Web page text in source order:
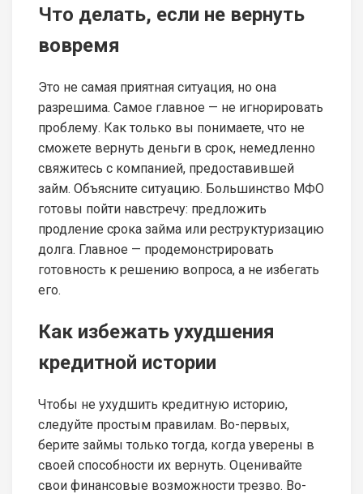
Что делать, если не вернуть
вовремя
Это не самая приятная ситуация, но она
разрешима. Самое главное — не игнорировать
проблему. Как только вы понимаете, что не
сможете вернуть деньги в срок, немедленно
свяжитесь с компанией, предоставившей
займ. Объясните ситуацию. Большинство МФО
готовы пойти навстречу: предложить
продление срока займа или реструктуризацию
долга. Главное — продемонстрировать
готовность к решению вопроса, а не избегать
его.
Как избежать ухудшения
кредитной истории
Чтобы не ухудшить кредитную историю,
следуйте простым правилам. Во-первых,
берите займы только тогда, когда уверены в
своей способности их вернуть. Оценивайте
свои финансовые возможности трезво. Во-